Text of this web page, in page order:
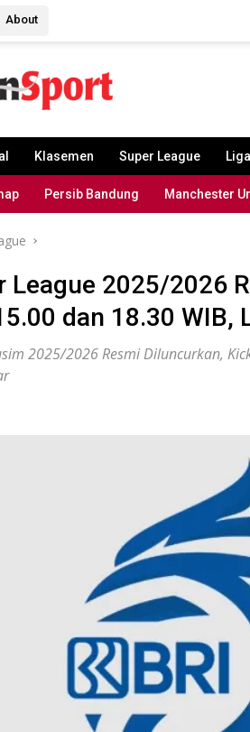
About
Klasemen Super League
Persib Bandung Manchester
League 2025/2026
dan 18.30 WIB,
2025/2026 Resmi Diluncurkan,